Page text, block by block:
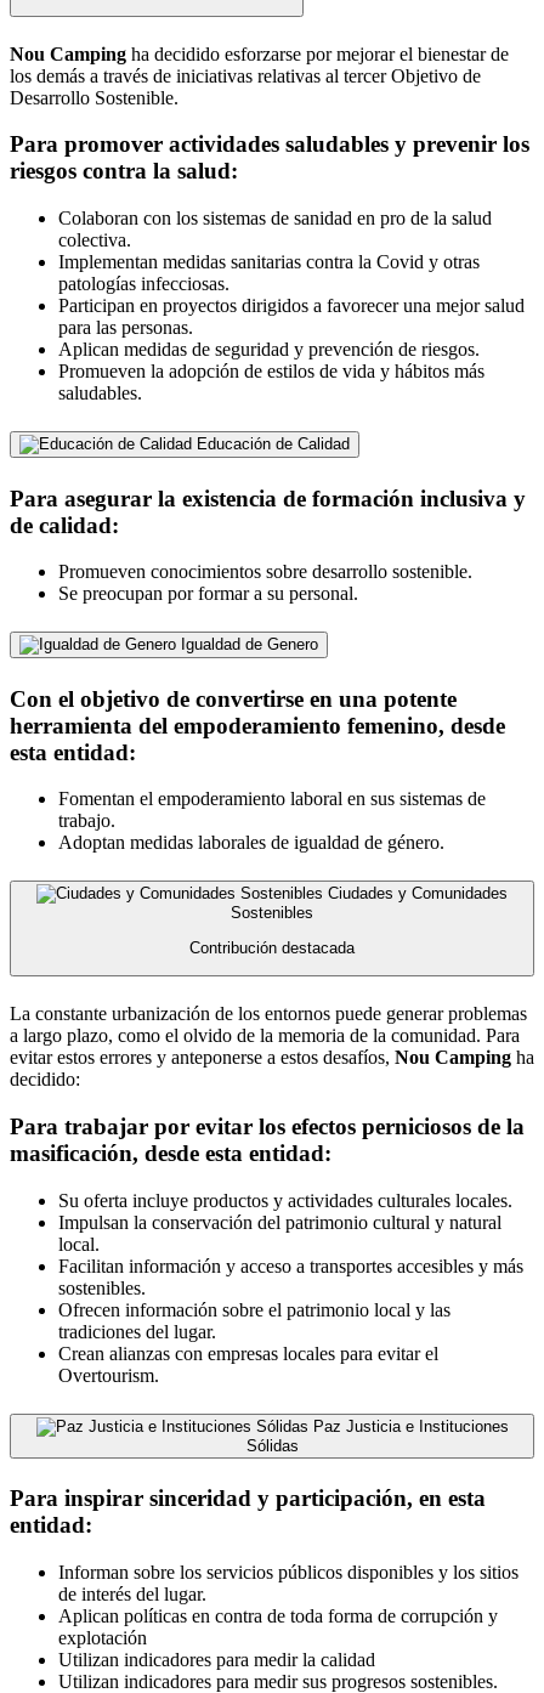
Nou Camping ha decidido esforzarse por mejorar el bienestar de
los demás a través de iniciativas relativas al tercer Objetivo de
Desarrollo Sostenible.
Para promover actividades saludables y prevenir los
riesgos contra la salud:
Colaboran con los sistemas de sanidad en pro de la salud
colectiva.
Implementan medidas sanitarias contra la Covid y otras
patologías infecciosas.
Participan en proyectos dirigidos a favorecer una mejor salud
para las personas.
Aplican medidas de seguridad y prevención de riesgos.
Promueven la adopción de estilos de vida y hábitos más
saludables.
Educación de Calidad
Para asegurar la existencia de formación inclusiva y
de calidad:
Promueven conocimientos sobre desarrollo sostenible.
Se preocupan por formar a su personal.
Igualdad de Genero
Con el objetivo de convertirse en una potente
herramienta del empoderamiento femenino, desde
esta entidad:
Fomentan el empoderamiento laboral en sus sistemas de
trabajo.
Adoptan medidas laborales de igualdad de género.
Ciudades y Comunidades
Sostenibles
Contribución destacada
La constante urbanización de los entornos puede generar problemas
a largo plazo, como el olvido de la memoria de la comunidad. Para
evitar estos errores y anteponerse a estos desafíos, Nou Camping ha
decidido:
Para trabajar por evitar los efectos perniciosos de la
masificación, desde esta entidad:
Su oferta incluye productos y actividades culturales locales.
Impulsan la conservación del patrimonio cultural y natural
local.
Facilitan información y acceso a transportes accesibles y más
sostenibles.
Ofrecen información sobre el patrimonio local y las
tradiciones del lugar.
Crean alianzas con empresas locales para evitar el
Overtourism.
Paz Justicia e Instituciones
Sólidas
Para inspirar sinceridad y participación, en esta
entidad:
Informan sobre los servicios públicos disponibles y los sitios
de interés del lugar.
Aplican políticas en contra de toda forma de corrupción y
explotación
Utilizan indicadores para medir la calidad
Utilizan indicadores para medir sus progresos sostenibles.